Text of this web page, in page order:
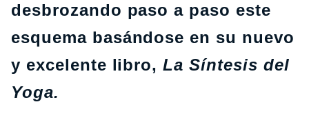
desbrozando paso a paso este
esquema basándose en su nuevo
y excelente libro,La Síntesis del
Yoga.